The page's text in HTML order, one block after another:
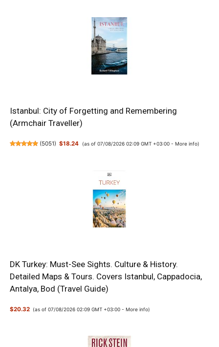
Istanbul: City of Forgetting and Remembering
(Armchair Traveller)
(5051) $18.24 (as of 07/08/2026 02:09 GMT +03:00 - More info)
DK Turkey: Must-See Sights. Culture & History.
Detailed Maps & Tours. Covers Istanbul, Cappadocia,
Antalya, Bod (Travel Guide)
$20.32 (as of 07/08/2026 02:09 GMT +03:00 -More info)